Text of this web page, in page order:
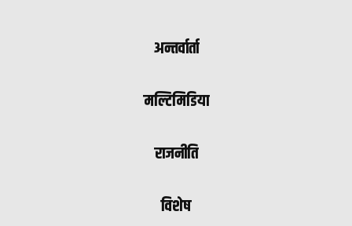
अन्तर्वार्ता
मल्टिमिडिया
राजनीति
विशेष